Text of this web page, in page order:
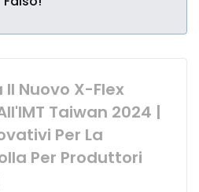
Nuovo X-Flex
Taiwan 2024 |
Per La
Per Produttori